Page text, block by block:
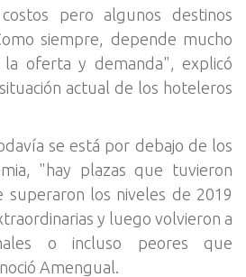
pero algunos destinos
siempre, depende mucho
oferta y demanda", explicó
actual de los hoteleros
se está por debajo de los
"hay plazas que tuvieron
superaron los niveles de 2019
y luego volvieron a
o incluso peores que
Amengual.